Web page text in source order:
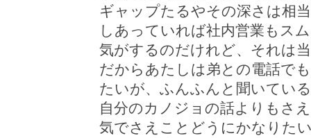
ギャップたるやその深さは相
しあっていれば社内営業もス
気がするのだけれど、それは
だからあたしは弟との電話で
たいが、ふんふんと聞いてい
自分のカノジョの話よりもさ
気でさえことどうにかなりた